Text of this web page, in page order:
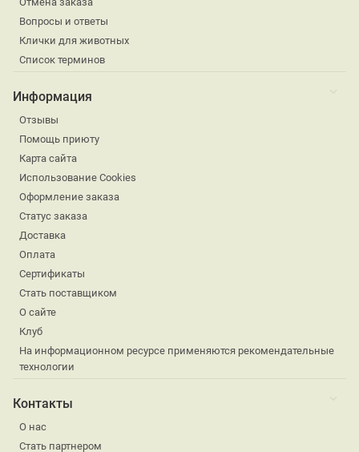
Вопросы и ответы
Клички для животных
Список терминов
Информация
Отзывы
Помощь приюту
Карта сайта
Использование Cookies
Оформление заказа
Статус заказа
Доставка
Оплата
Сертификаты
Стать поставщиком
О сайте
Клуб
На информационном ресурсе применяются рекомендательные
технологии
Контакты
О нас
Стать партнером